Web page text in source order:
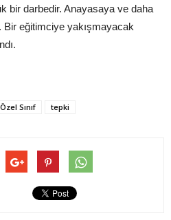
bir darbedir. Anayasaya ve daha
Bir eğitimciye yakışmayacak
Özel Sınıf tepki